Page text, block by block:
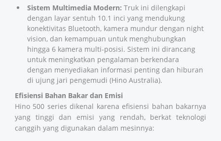
Sistem Multimedia Modern: Truk ini dilengkapi
dengan layar sentuh 10.1 inci yang mendukung
konektivitas Bluetooth, kamera mundur dengan night
vision, dan kemampuan untuk menghubungkan
hingga 6 kamera multi-posisi. Sistem ini dirancang
untuk meningkatkan pengalaman berkendara
dengan menyediakan informasi penting dan hiburan
di ujung jari pengemudi (Hino Australia).
Efisiensi Bahan Bakar dan Emisi
Hino 500 series dikenal karena efisiensi bahan bakarnya
yang tinggi dan emisi yang rendah, berkat teknologi
canggih yang digunakan dalam mesinnya: